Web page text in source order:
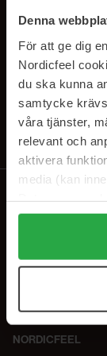
Denna
För att ge dig
Nordicfeel
du ska kunna
samtycke
våra tjänster,
relevant och
aktivera
media (kan
Genom att
alla cookies,
användningen
samt vår
E-postadresse
Ved å abonnere
NORDICFEEL